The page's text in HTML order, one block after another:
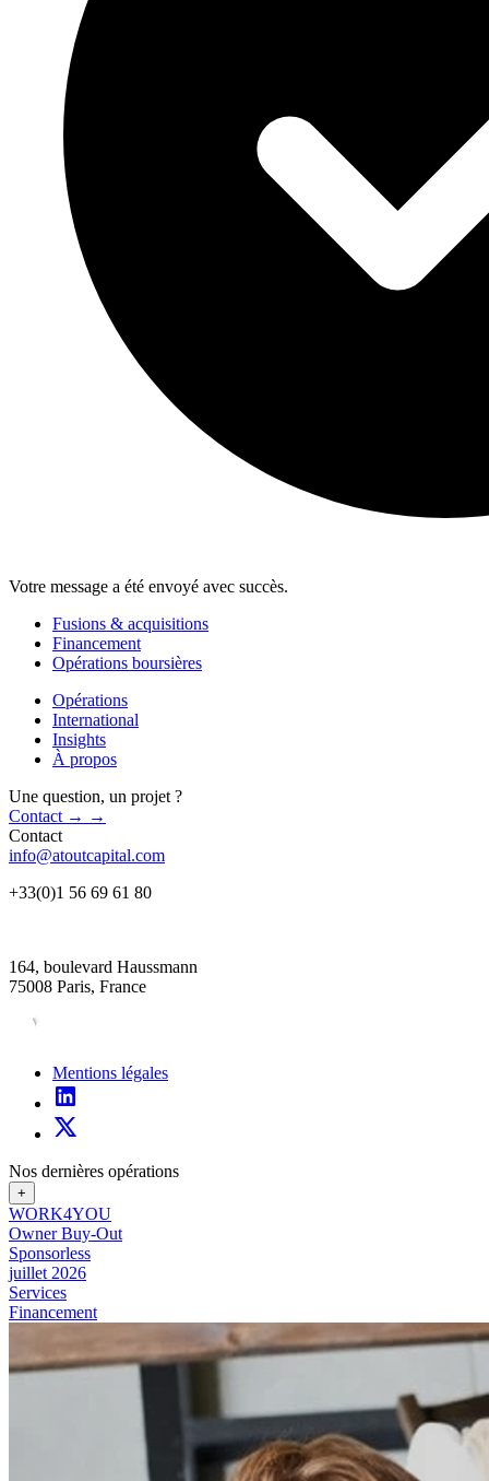
Votre message a été envoyé avec succès.
Fusions & acquisitions
Financement
Opérations boursières
Opérations
International
Insights
À propos
Une question, un projet ?
Contact → →
Contact
info@atoutcapital.com
+33(0)1 56 69 61 80
164, boulevard Haussmann
75008 Paris, France
Mentions légales
Nos dernières opérations
+
WORK4YOU
Owner Buy-Out
Sponsorless
juillet 2026
Services
Financement